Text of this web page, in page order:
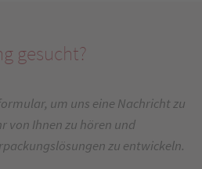
gesucht?
um uns eine Nachricht zu
von Ihnen zu hören und
zu entwickeln.